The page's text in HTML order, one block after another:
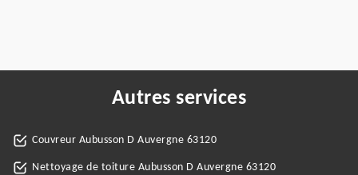
Autres services
Couvreur Aubusson D Auvergne 63120
Nettoyage de toiture Aubusson D Auvergne 63120